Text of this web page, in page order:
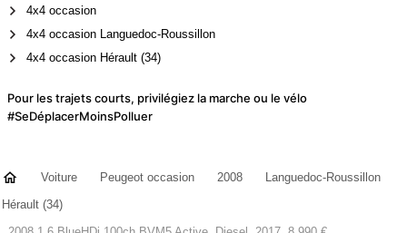
4x4 occasion
4x4 occasion Languedoc-Roussillon
4x4 occasion Hérault (34)
Pour les trajets courts, privilégiez la marche ou le vélo
#SeDéplacerMoinsPolluer
Voiture Peugeot occasion 2008
Languedoc-Roussillon
Hérault (34)